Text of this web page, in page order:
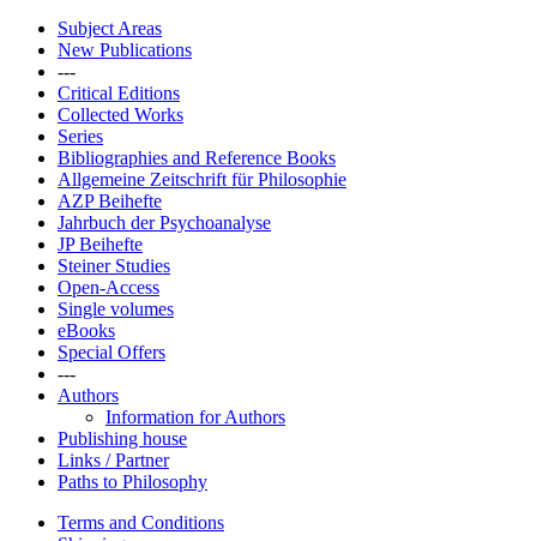
Subject Areas
New Publications
---
Critical Editions
Collected Works
Series
Bibliographies and Reference Books
Allgemeine Zeitschrift für Philosophie
AZP Beihefte
Jahrbuch der Psychoanalyse
JP Beihefte
Steiner Studies
Open-Access
Single volumes
eBooks
Special Offers
---
Authors
Information for Authors
Publishing house
Links / Partner
Paths to Philosophy
Terms and Conditions